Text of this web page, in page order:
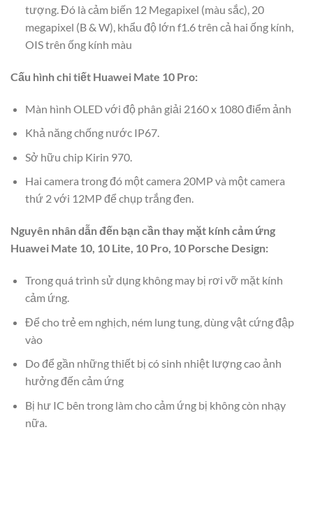
tượng. Đó là cảm biến 12 Megapixel (màu sắc), 20
megapixel (B & W), khẩu độ lớn f1.6 trên cả hai ống kính,
OIS trên ống kính màu
Cấu hình chi tiết Huawei Mate 10 Pro:
Màn hình OLED với độ phân giải 2160 x 1080 điểm ảnh
Khả năng chống nước IP67.
Sở hữu chip Kirin 970.
Hai camera trong đó một camera 20MP và một camera
thứ 2 với 12MP để chụp trắng đen.
Nguyên nhân dẫn đến bạn cần thay mặt kính cảm ứng
Huawei Mate 10, 10 Lite, 10 Pro, 10 Porsche Design:
Trong quá trình sử dụng không may bị rơi vỡ mặt kính
cảm ứng.
Để cho trẻ em nghịch, ném lung tung, dùng vật cứng đập
vào
Do để gần những thiết bị có sinh nhiệt lượng cao ảnh
hưởng đến cảm ứng
Bị hư IC bên trong làm cho cảm ứng bị không còn nhạy
nữa.